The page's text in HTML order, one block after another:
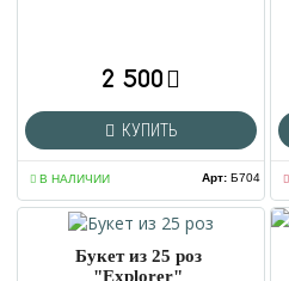
2 500
КУПИТЬ
В НАЛИЧИИ Арт:Б704
Букет из 25 роз
"Explorer"